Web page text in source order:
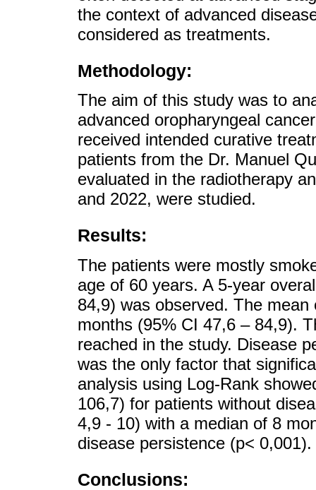
the context of advanced
considered as treatments.
Methodology:
The aim of this study was to
advanced oropharyngeal
received intended curative
patients from the Dr. Manuel
evaluated in the radiotherapy
and 2022, were studied.
Results:
The patients were mostly
age of 60 years. A 5-year
84,9) was observed. The
months (95% CI 47,6 – 84,9).
reached in the study. Disease
was the only factor that
analysis using Log-Rank
106,7) for patients without
4,9 - 10) with a median of 8
disease persistence (p< 0,001).
Conclusions: